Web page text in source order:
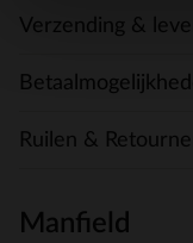
Verzending &
Ruilen &
Manfield